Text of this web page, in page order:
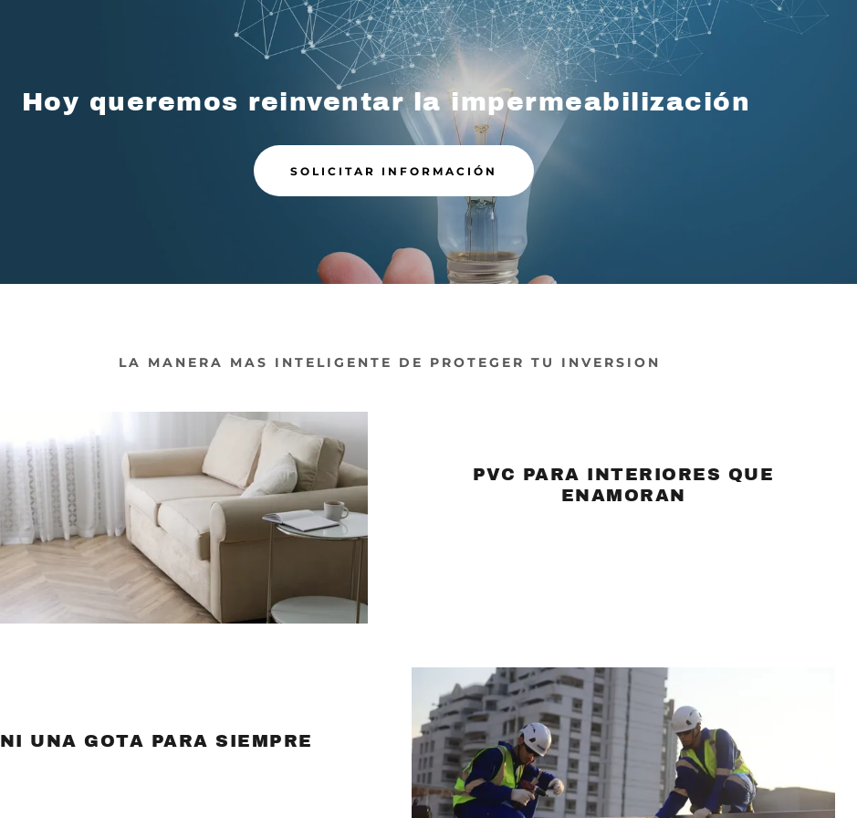
Hoy queremos reinventar la impermeabilización
SOLICITAR INFORMACIÓN
LA MANERA MAS INTELIGENTE DE PROTEGER TU INVERSION
PVC PARA INTERIORES QUE
ENAMORAN
NI UNA GOTA PARA SIEMPRE